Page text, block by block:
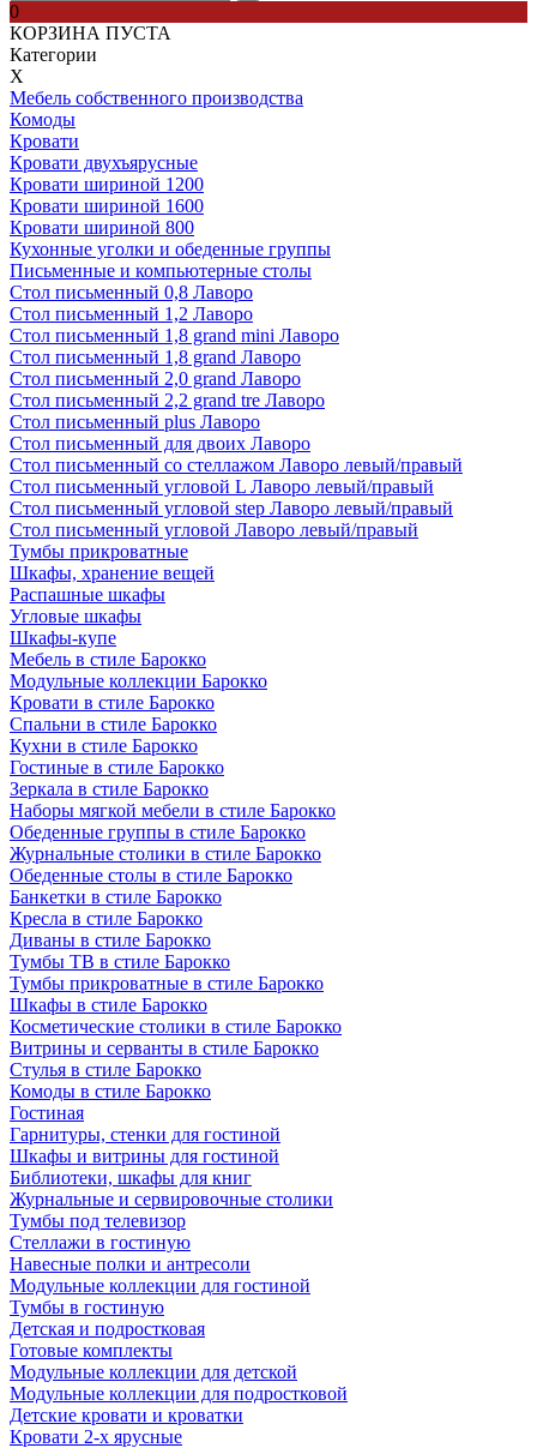
0
КОРЗИНА ПУСТА
Категории
Х
Мебель собственного производства
Комоды
Кровати
Кровати двухъярусные
Кровати шириной 1200
Кровати шириной 1600
Кровати шириной 800
Кухонные уголки и обеденные группы
Письменные и компьютерные столы
Стол письменный 0,8 Лаворо
Стол письменный 1,2 Лаворо
Стол письменный 1,8 grand mini Лаворо
Стол письменный 1,8 grand Лаворо
Стол письменный 2,0 grand Лаворо
Стол письменный 2,2 grand tre Лаворо
Стол письменный plus Лаворо
Стол письменный для двоих Лаворо
Стол письменный со стеллажом Лаворо левый/правый
Стол письменный угловой L Лаворо левый/правый
Стол письменный угловой step Лаворо левый/правый
Стол письменный угловой Лаворо левый/правый
Тумбы прикроватные
Шкафы, хранение вещей
Распашные шкафы
Угловые шкафы
Шкафы-купе
Мебель в стиле Барокко
Модульные коллекции Барокко
Кровати в стиле Барокко
Спальни в стиле Барокко
Кухни в стиле Барокко
Гостиные в стиле Барокко
Зеркала в стиле Барокко
Наборы мягкой мебели в стиле Барокко
Обеденные группы в стиле Барокко
Журнальные столики в стиле Барокко
Обеденные столы в стиле Барокко
Банкетки в стиле Барокко
Кресла в стиле Барокко
Диваны в стиле Барокко
Тумбы ТВ в стиле Барокко
Тумбы прикроватные в стиле Барокко
Шкафы в стиле Барокко
Косметические столики в стиле Барокко
Витрины и серванты в стиле Барокко
Стулья в стиле Барокко
Комоды в стиле Барокко
Гостиная
Гарнитуры, стенки для гостиной
Шкафы и витрины для гостиной
Библиотеки, шкафы для книг
Журнальные и сервировочные столики
Тумбы под телевизор
Стеллажи в гостиную
Навесные полки и антресоли
Модульные коллекции для гостиной
Тумбы в гостиную
Детская и подростковая
Готовые комплекты
Модульные коллекции для детской
Модульные коллекции для подростковой
Детские кровати и кроватки
Кровати 2-х ярусные